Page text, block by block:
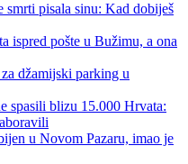
pisala sinu: Kad dobiješ
ispred pošte u Bužimu, a ona
džamijski parking u
spasili blizu 15.000 Hrvata:
u Novom Pazaru, imao je